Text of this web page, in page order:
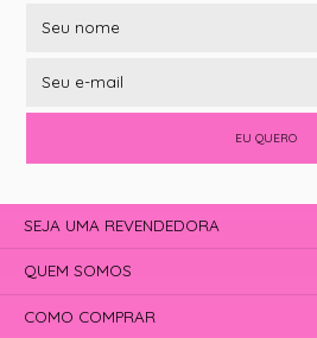
EU QUERO
SEJA UMA REVENDEDORA
QUEM SOMOS
COMO COMPRAR